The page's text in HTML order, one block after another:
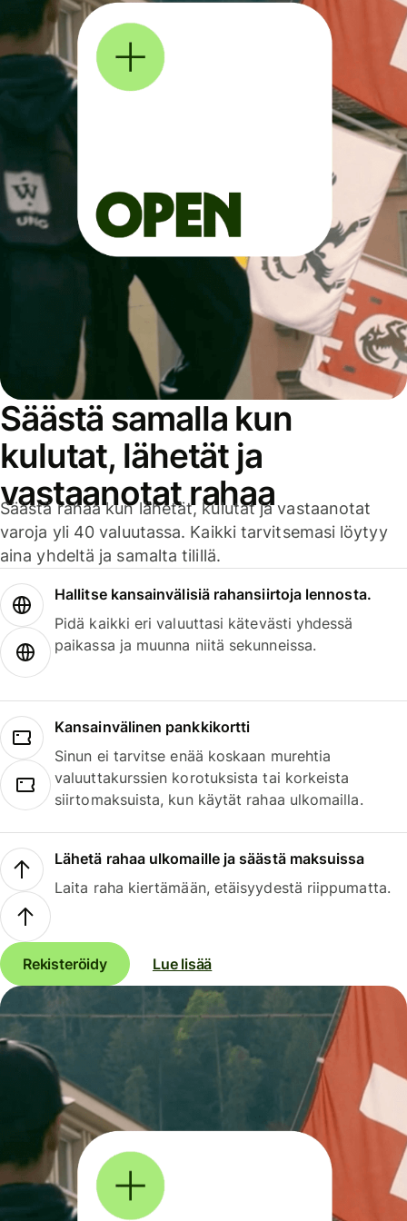
Säästä samalla kun
kulutat, lähetät ja
vastaanotat rahaa
Säästä rahaa kun lähetät, kulutat ja vastaanotat
varoja yli 40 valuutassa. Kaikki tarvitsemasi löytyy
aina yhdeltä ja samalta tilillä.
Hallitse kansainvälisiä rahansiirtoja lennosta.
Pidä kaikki eri valuuttasi kätevästi yhdessä
paikassa ja muunna niitä sekunneissa.
Kansainvälinen pankkikortti
Sinun ei tarvitse enää koskaan murehtia
valuuttakurssien korotuksista tai korkeista
siirtomaksuista, kun käytät rahaa ulkomailla.
Lähetä rahaa ulkomaille ja säästä maksuissa
Laita raha kiertämään, etäisyydestä riippumatta.
Rekisteröidy Lue lisää